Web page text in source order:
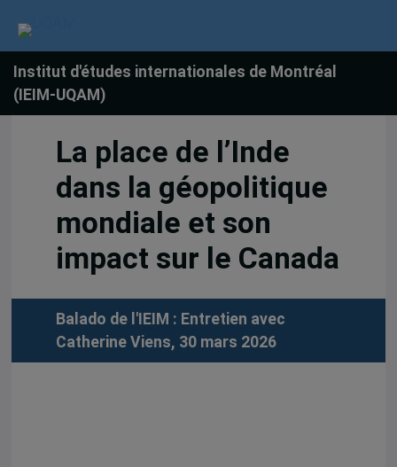
Institut d'études internationales de Montréal
(IEIM-UQAM)
La place de l’Inde
dans la géopolitique
mondiale et son
impact sur le Canada
Balado de l'IEIM : Entretien avec
Catherine Viens, 30 mars 2026